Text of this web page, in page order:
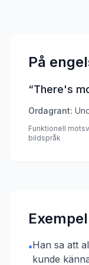
På
“There's
Ordagrant:
Funktionell
bildspråk
Exempel
•Han sa att
kunde